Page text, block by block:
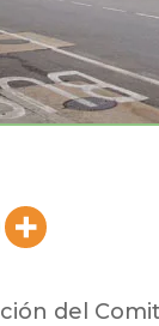
del